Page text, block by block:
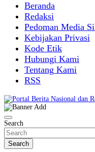
Beranda
Redaksi
Pedoman Media
Kebijakan Privasi
Kode Etik
Hubungi Kami
Tentang Kami
RSS
Portal Berita
Search
Search